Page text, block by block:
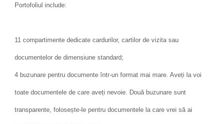
Portofoliul include:
11 compartimente dedicate cardurilor, cartilor de vizita sau
documentelor de dimensiune standard;
4 buzunare pentru documente într-un format mai mare. Aveți la voi
toate documentele de care aveți nevoie. Două buzunare sunt
transparente, folosește-le pentru documentele la care vrei să ai